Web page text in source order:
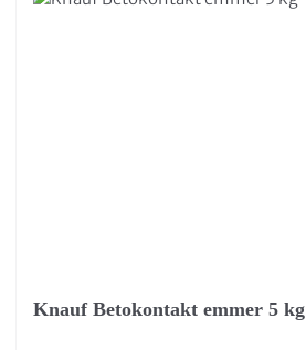
Knauf Betokontakt emmer 5 kg